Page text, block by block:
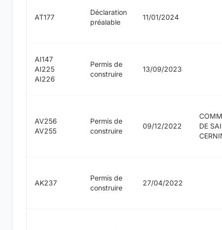
AT177
Déclaration
préalable
11/01/2024
AI147
AI225
AI226
Permis de
construire
13/09/2023
AV256
AV255
Permis de
construire
09/12/2022
DE
AK237
Permis de
construire
27/04/2022